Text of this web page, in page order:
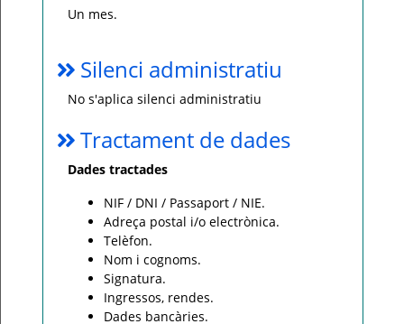
Un mes.
Silenci administratiu
No s'aplica silenci administratiu
Tractament de dades
Dades tractades
NIF / DNI / Passaport / NIE.
Adreça postal i/o electrònica.
Telèfon.
Nom i cognoms.
Signatura.
Ingressos, rendes.
Dades bancàries.